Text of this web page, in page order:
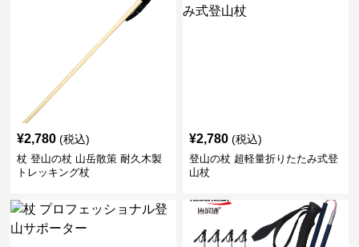
¥2,780 (税込)
杖 登山の杖 山岳散策 耐久木製
トレッキング杖
¥2,780 (税込)
登山の杖 超軽量折りたたみ式登
山杖